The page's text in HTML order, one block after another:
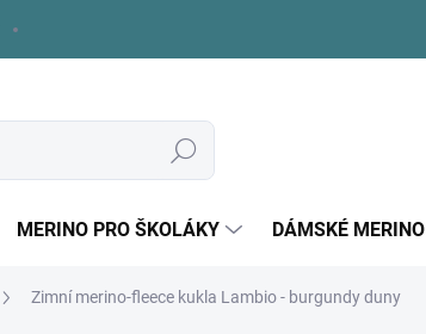
Hledat
MERINO PRO ŠKOLÁKY DÁMSKÉ MERINO
Zimní merino-fleece kukla Lambio - burgundy duny